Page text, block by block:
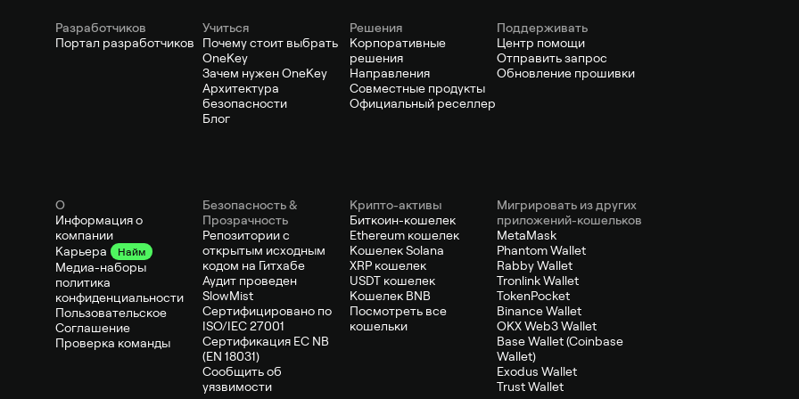
Pазработчиков
Портал разработчиков
Учиться
Почему стоит выбрать
OneKey
Зачем нужен OneKey
Архитектура
безопасности
Блог
Решения
Корпоративные
решения
Направления
Совместные продукты
Официальный реселлер
Поддерживать
Центр помощи
Отправить запрос
Обновление прошивки
О
Информация о
компании
Карьера
Найм
Медиа-наборы
политика
конфиденциальности
Пользовательское
Соглашение
Проверка команды
Безопасность &
Прозрачность
Репозитории с
открытым исходным
кодом на Гитхабе
Аудит проведен
SlowMist
Сертифицировано по
ISO/IEC 27001
Сертификация ЕС NB
(EN 18031)
Сообщить об
уязвимости
Крипто-активы
Биткоин-кошелек
Ethereum кошелек
Кошелек Solana
XRP кошелек
USDT кошелек
Кошелек BNB
Посмотреть все
кошельки
Мигрировать из других
приложений-кошельков
MetaMask
Phantom Wallet
Rabby Wallet
Tronlink Wallet
TokenPocket
Binance Wallet
OKX Web3 Wallet
Base Wallet (Coinbase
Wallet)
Exodus Wallet
Trust Wallet